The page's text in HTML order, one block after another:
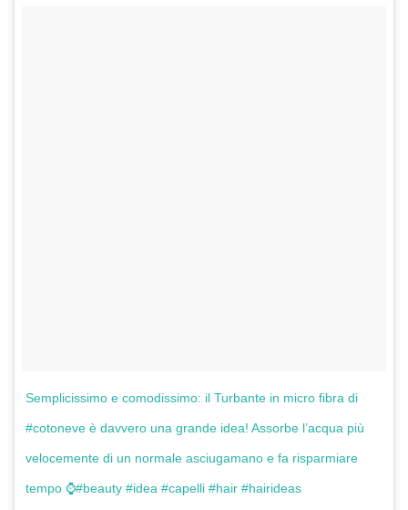
Semplicissimo e comodissimo: il Turbante in micro fibra di
#cotoneve è davvero una grande idea! Assorbe l’acqua più
velocemente di un normale asciugamano e fa risparmiare
tempo ⌚️#beauty #idea #capelli #hair #hairideas